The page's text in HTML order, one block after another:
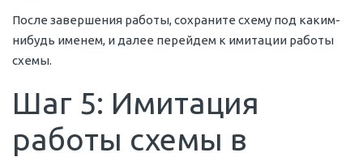
После завершения работы, сохраните схему под каким-
нибудь именем, и далее перейдем к имитации работы
схемы.
Шаг 5: Имитация
работы схемы в